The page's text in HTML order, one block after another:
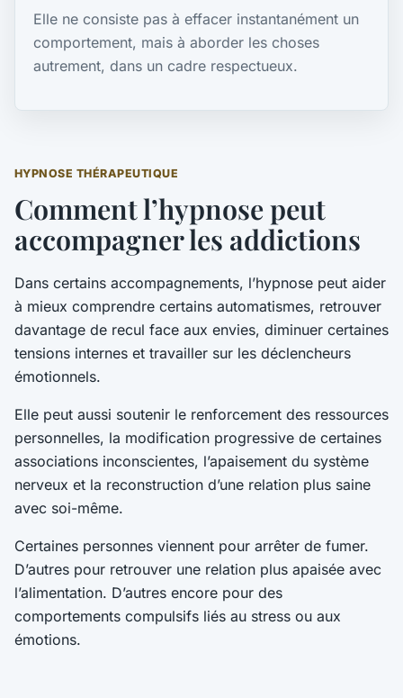
Elle ne consiste pas à effacer instantanément un
comportement, mais à aborder les choses
autrement, dans un cadre respectueux.
HYPNOSE THÉRAPEUTIQUE
Comment l’hypnose peut
accompagner les addictions
Dans certains accompagnements, l’hypnose peut aider
à mieux comprendre certains automatismes, retrouver
davantage de recul face aux envies, diminuer certaines
tensions internes et travailler sur les déclencheurs
émotionnels.
Elle peut aussi soutenir le renforcement des ressources
personnelles, la modification progressive de certaines
associations inconscientes, l’apaisement du système
nerveux et la reconstruction d’une relation plus saine
avec soi-même.
Certaines personnes viennent pour arrêter de fumer.
D’autres pour retrouver une relation plus apaisée avec
l’alimentation. D’autres encore pour des
comportements compulsifs liés au stress ou aux
émotions.